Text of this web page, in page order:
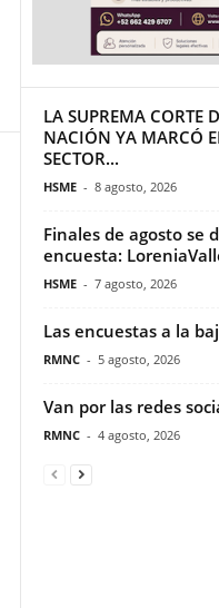
LA SUPREMA CORTE
NACIÓN YA MARCÓ
SECTOR...
HSME - 8 agosto, 2026
Finales de agosto se
encuesta:
HSME - 7 agosto, 2026
Las encuestas a la
RMNC - 5 agosto, 2026
Van por las redes
RMNC - 4 agosto, 2026